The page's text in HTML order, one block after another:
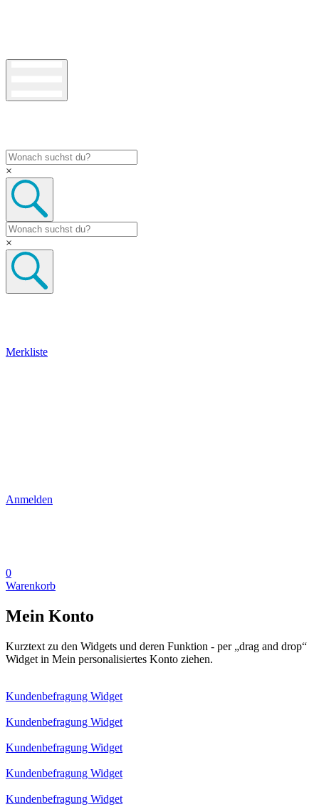
×
×
Merkliste
Anmelden
0
Warenkorb
Mein Konto
Kurztext zu den Widgets und deren Funktion - per „drag and drop“
Widget in Mein personalisiertes Konto ziehen.
Kundenbefragung Widget
Kundenbefragung Widget
Kundenbefragung Widget
Kundenbefragung Widget
Kundenbefragung Widget